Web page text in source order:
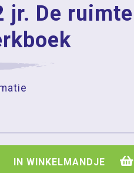
jr. De ruimte
IN WINKELMANDJE